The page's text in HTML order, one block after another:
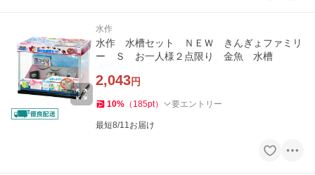
水作
水作 水槽セット ＮＥＷ きんぎょファミリ
ー Ｓ お一人様２点限り 金魚 水槽
2,043円
10% （ 185pt） 要エントリー
最短8/11お届け